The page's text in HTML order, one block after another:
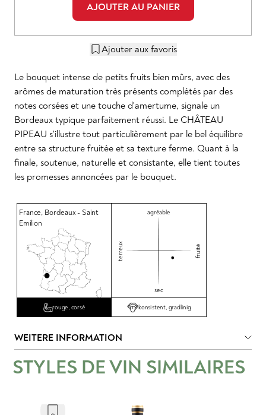
AJOUTER AU PANIER
Ajouter aux favoris
Le bouquet intense de petits fruits bien mûrs, avec des
arômes de maturation très présents complétés par des
notes corsées et une touche d'amertume, signale un
Bordeaux typique parfaitement réussi. Le CHÂTEAU
PIPEAU s'illustre tout particulièrement par le bel équilibre
entre sa structure fruitée et sa texture ferme. Quant à la
finale, soutenue, naturelle et consistante, elle tient toutes
les promesses annoncées par le bouquet.
France, Bordeaux - Saint
Emilion
agréable
terreux fruité
sec
rouge, corsé konsistent, gradlinig
WEITERE INFORMATION
STYLES DE VIN SIMILAIRES